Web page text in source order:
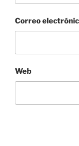
Correo
Web